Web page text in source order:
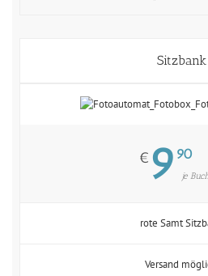
Sitzbank
€ 9 90
je
rote Samt
Versand